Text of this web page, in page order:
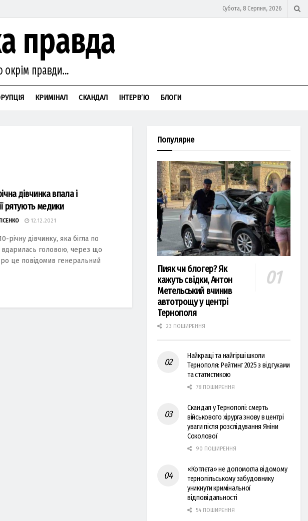
Субота, 8 Серпня, 2026
КРИМІНАЛ СКАНДАЛ ІНТЕРВ’Ю БЛОГИ
дівчинка впала і
рятують медики
12.12.2021
річну дівчинку, яка бігла по
вдарилась головою, через що
це повідомив генеральний
Популярне
Пияк чи блогер? Як
кажуть свідки, Антон
Метельський вчинив
автотрощу у центрі
Тернополя
23 ПОШИРЕННЯ
Найкращі та найгірші школи
Тернополя: Рейтинг 2025 з відгуками
та статистикою
78 ПОШИРЕННЯ
Скандал у Тернополі: смерть
військового хірурга знову в центрі
уваги після розслідування Яніни
Соколової
90 ПОШИРЕННЯ
«Котлєта» не допомогла відомому
тернопільському забудовнику
уникнути кримінальної
відповідальності
54 ПОШИРЕННЯ